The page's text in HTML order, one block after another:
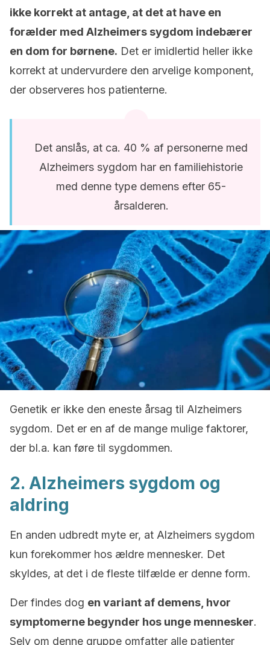
ikke korrekt at antage, at det at have en
forælder med Alzheimers sygdom indebærer
en dom for børnene. Det er imidlertid heller ikke
korrekt at undervurdere den arvelige komponent,
der observeres hos patienterne.
Det anslås, at ca. 40 % af personerne med
Alzheimers sygdom har en familiehistorie
med denne type demens efter 65-
årsalderen.
Genetik er ikke den eneste årsag til Alzheimers
sygdom. Det er en af de mange mulige faktorer,
der bl.a. kan føre til sygdommen.
2. Alzheimers sygdom og
aldring
En anden udbredt myte er, at Alzheimers sygdom
kun forekommer hos ældre mennesker. Det
skyldes, at det i de fleste tilfælde er denne form.
Der findes dog en variant af demens, hvor
symptomerne begynder hos unge mennesker.
Selv om denne gruppe omfatter alle patienter